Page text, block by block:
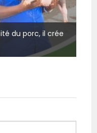
du porc, il crée